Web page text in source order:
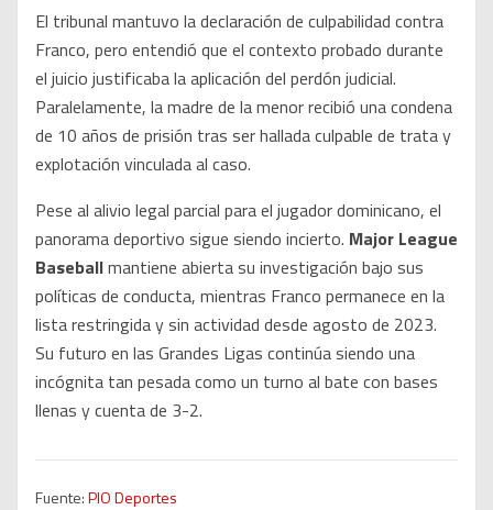
El tribunal mantuvo la declaración de culpabilidad contra
Franco, pero entendió que el contexto probado durante
el juicio justificaba la aplicación del perdón judicial.
Paralelamente, la madre de la menor recibió una condena
de 10 años de prisión tras ser hallada culpable de trata y
explotación vinculada al caso.
Pese al alivio legal parcial para el jugador dominicano, el
panorama deportivo sigue siendo incierto. Major League
Baseballmantiene abierta su investigación bajo sus
políticas de conducta, mientras Franco permanece en la
lista restringida y sin actividad desde agosto de 2023.
Su futuro en las Grandes Ligas continúa siendo una
incógnita tan pesada como un turno al bate con bases
llenas y cuenta de 3-2.
Fuente:PIO Deportes